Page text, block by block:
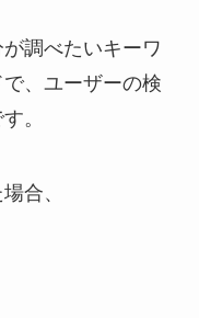
調べたいキーワ
、ユーザーの検
。
合、